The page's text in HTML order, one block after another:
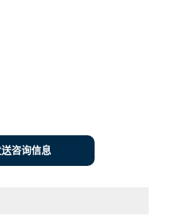
咨询信息